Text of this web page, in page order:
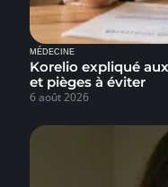
MÉDECINE
Korelio expliqué
et pièges à éviter
6 août 2026